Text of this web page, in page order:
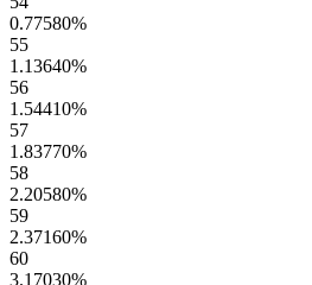
0.77580%
55
1.13640%
56
1.54410%
57
1.83770%
58
2.20580%
59
2.37160%
60
3.17030%